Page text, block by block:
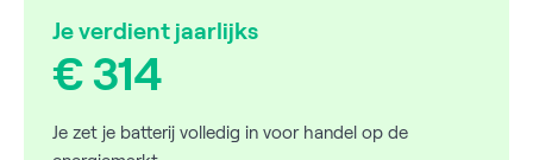
Je verdient jaarlijks
€ 314
Je zet je batterij volledig in voor handel op de